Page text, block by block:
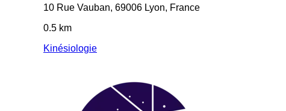
10 Rue Vauban, 69006 Lyon, France
0.5 km
Kinésiologie